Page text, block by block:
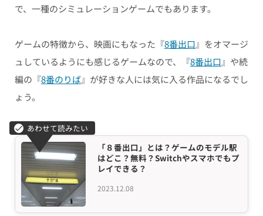
で、一種のシミュレーションゲームでもあります。
ゲームの特徴から、映画にもなった『8番出口』をオマージ
ュしているようにも感じるゲームなので、『8番出口』や続
編の『8番のりば』が好きな人には気に入る作品になるでし
ょう。
2023.12.08
「８番出口」とは？ゲームのモデル駅
はどこ？無料？Switchやスマホでもプ
レイできる？